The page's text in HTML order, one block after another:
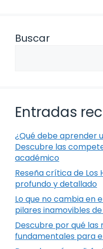
Buscar
Entradas
¿Qué debe aprender
Descubre las
académico
Reseña crítica de Los
profundo y detallado
Lo que no cambia en
pilares inamovibles
Descubre por qué las
fundamentales para